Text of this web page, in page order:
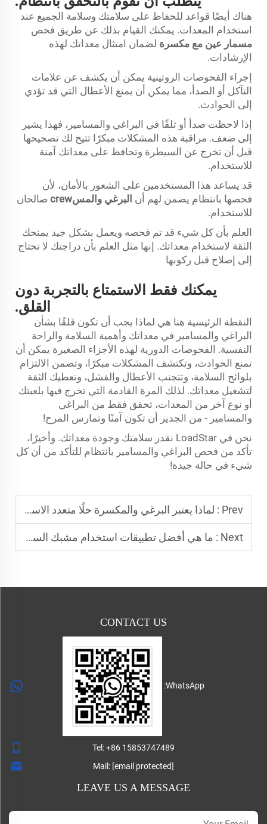
هناك أيضًا قواعد للحفاظ على سلامتك وسلامة الجميع عند
استخدام المعدات. يمكنك القيام بذلك عن طريق فحص
مسمار عين مع مكسرة لضمان امتثال معداتك لهذه
الإرشادات.
إجراء الفحوصات الروتينية يمكن أن يكشف عن علامات
التآكل أو الصدأ، مما يمكن أن يمنع الأعطال التي قد تؤدي
إلى الحوادث.
إذا لاحظت صدأ أو تلفًا في البراغي والمسامير، فهذا يشير
إلى ضعف. مراقبة هذه المشكلات مبكرًا تتيح لك تصحيحها
قبل أن تخرج عن السيطرة وتحافظ على معداتك آمنة
للاستخدام.
قد يساعد هذا المستخدمين على الشعور بالأمان، لأن
فحصها بانتظام يضمن لهم أن البرغي والمسcrew
صالحان
للاستخدام.
العلم بأن كل شيء قد تم فحصه ويعمل بشكل جيد يمنحك
الثقة لاستخدام معداتك. إنها مثل العلم بأن دراجتك لا تحتاج
إلى إصلاح قبل ركوبها
يمكنك فقط الاستمتاع بالتجربة دون
القلق.
النقطة الرئيسية هنا هي لماذا يجب أن تكون قلقًا بشأن
البراغي والمسامير في معداتك وأهمية السلامة والراحة
النفسية. الفحوصات الدورية لهذه الأجزاء الصغيرة يمكن أن
تمنع الحوادث، وتكتشف المشكلات مبكرًا، وتضمن الالتزام
بلوائح السلامة، وتتجنب الأعطال والفشل، وتعطيك الثقة
لتشغيل معداتك. لذلك المرة القادمة التي تخرج فيها بلعبتك
أو نوع آخر من المعدات، تحقق فقط من البراغي
والمسامير - من الجدير أن تكون آمنًا وتمارس المرح!
نحن في LoadStar نقدر سلامتك وجودة معداتك. وأخيرًا،
تأكد من فحص البراغي والمسامير بانتظام للتأكد من أن كل
شيء في حالة جيدة!
Prev : لماذا يعتبر البرغي والمكسرة حلًا متعدد الاستخدامات لصناعات مختلفة؟
Next : ما هي أفضل تطبيقات استخدام مشبك السحب المزدوج؟
CONTACT US
WhatsApp:
Tel:+86 15853747489
Mail: [email protected]
LEAVE US A MESSAGE